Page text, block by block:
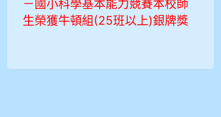
－國小科學基本能力競賽本校師
生榮獲牛頓組(25班以上)銀牌獎